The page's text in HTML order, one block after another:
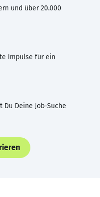
und über 20.000
Impulse für ein
Deine Job-Suche